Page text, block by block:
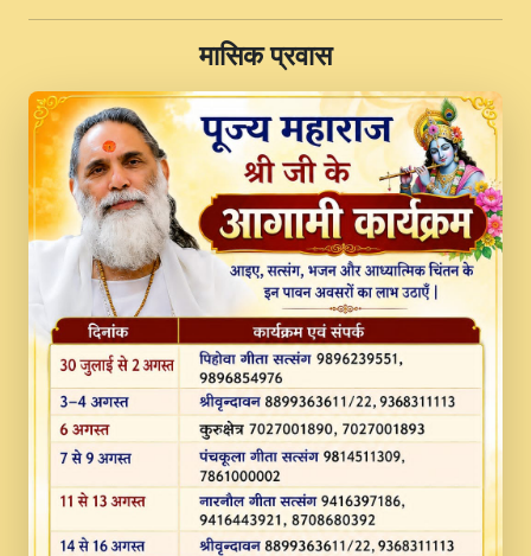
II Swami Gyananand Ji Maharaj.mp3
JINU SATGURU AAP BULAVE by Rasik
Pawan ji 20-11-19 Sankirtan At VEER JI
PRABHU KUTEER CHANNEL.mp3
Kina Sohna Tera Bhawan Sajaya Mata
Vaishno Devi Aarti Mata Rani Bhajan By
Lakhwinder Wadali Ji.mp3
MERE MANN VICH KANTH KALER
NEW PUNAJBI DEVOTIONAL SONG 2017
FULL VIDEO HD.mp3
Na To Roop Hai Bindu Ji Maharaj Pad - A
Divine Bhajan by Shri Indresh Ji
#BhaktiPath.mp3
Radha Rani Ki Kirpa Best Devotional
Song By Chitra Vichitra.mp3
​मासिक प्रवास